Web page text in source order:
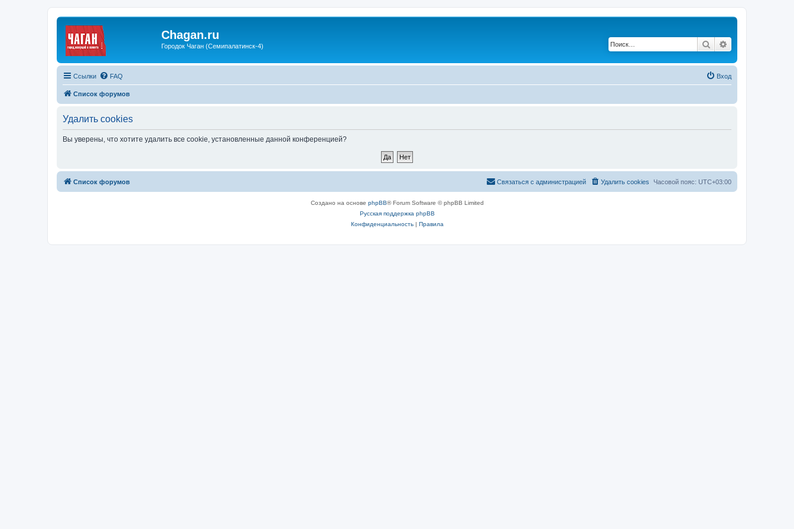
Chagan.ru
Городок Чаган (Семипалатинск-4) Поиск
Ссылки FAQ Вход
Список форумов
Удалить cookies
Вы уверены, что хотите удалить все cookie, установленные данной конференцией?
Список форумов Часовой пояс: UTC+03:00
Удалить cookies
Связаться с администрацией
Создано на основе phpBB® Forum Software © phpBB Limited
Русская поддержка phpBB
Конфиденциальность| Правила